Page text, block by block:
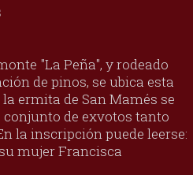
"La Peña", y rodeado
de pinos, se ubica esta
ermita de San Mamés se
de exvotos tanto
la inscripción puede leerse:
mujer Francisca